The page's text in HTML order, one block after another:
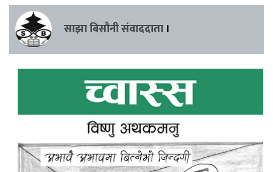
साझा बिसौनी संवाददाता ।